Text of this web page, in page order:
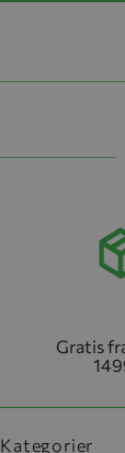
Gratis
Kategorier